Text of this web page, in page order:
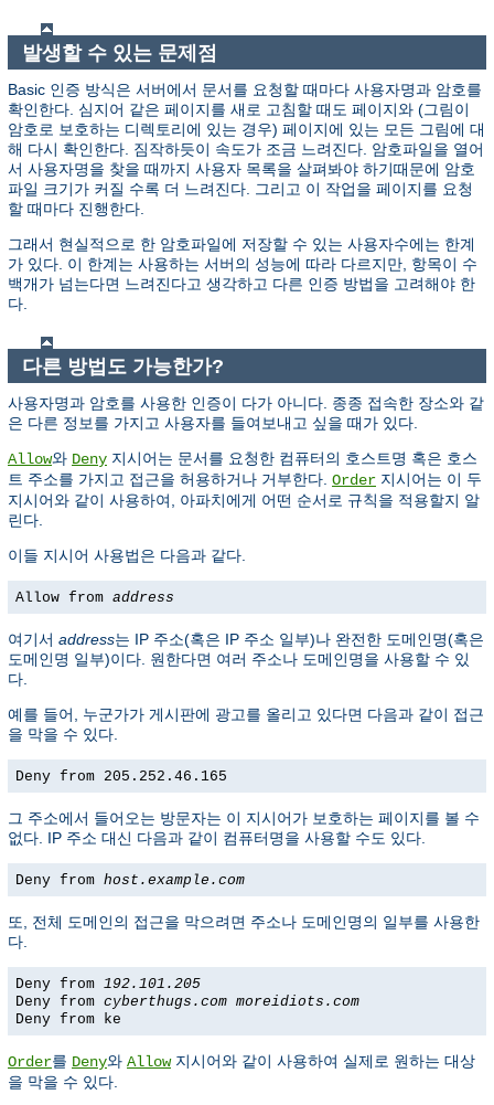
발생할 수 있는 문제점
Basic 인증 방식은 서버에서 문서를 요청할 때마다 사용자명과 암호를
확인한다. 심지어 같은 페이지를 새로 고침할 때도 페이지와 (그림이
암호로 보호하는 디렉토리에 있는 경우) 페이지에 있는 모든 그림에 대
해 다시 확인한다. 짐작하듯이 속도가 조금 느려진다. 암호파일을 열어
서 사용자명을 찾을 때까지 사용자 목록을 살펴봐야 하기때문에 암호
파일 크기가 커질 수록 더 느려진다. 그리고 이 작업을 페이지를 요청
할 때마다 진행한다.
그래서 현실적으로 한 암호파일에 저장할 수 있는 사용자수에는 한계
가 있다. 이 한계는 사용하는 서버의 성능에 따라 다르지만, 항목이 수
백개가 넘는다면 느려진다고 생각하고 다른 인증 방법을 고려해야 한
다.
다른 방법도 가능한가?
사용자명과 암호를 사용한 인증이 다가 아니다. 종종 접속한 장소와 같
은 다른 정보를 가지고 사용자를 들여보내고 싶을 때가 있다.
Allow와 Deny 지시어는 문서를 요청한 컴퓨터의 호스트명 혹은 호스
트 주소를 가지고 접근을 허용하거나 거부한다. Order 지시어는 이 두
지시어와 같이 사용하여, 아파치에게 어떤 순서로 규칙을 적용할지 알
린다.
이들 지시어 사용법은 다음과 같다.
Allow from address
여기서 address는 IP 주소(혹은 IP 주소 일부)나 완전한 도메인명(혹은
도메인명 일부)이다. 원한다면 여러 주소나 도메인명을 사용할 수 있
다.
예를 들어, 누군가가 게시판에 광고를 올리고 있다면 다음과 같이 접근
을 막을 수 있다.
Deny from 205.252.46.165
그 주소에서 들어오는 방문자는 이 지시어가 보호하는 페이지를 볼 수
없다. IP 주소 대신 다음과 같이 컴퓨터명을 사용할 수도 있다.
Deny from host.example.com
또, 전체 도메인의 접근을 막으려면 주소나 도메인명의 일부를 사용한
다.
Deny from 192.101.205
Deny from cyberthugs.com moreidiots.com
Deny from ke
Order를 Deny와 Allow지시어와 같이 사용하여 실제로 원하는 대상
을 막을 수 있다.